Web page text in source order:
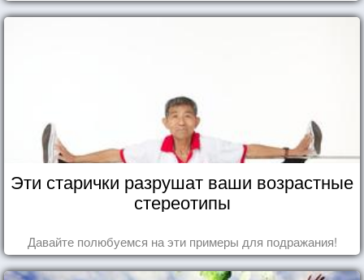
Эти старички разрушат ваши возрастные
стереотипы
Давайте полюбуемся на эти примеры для подражания!